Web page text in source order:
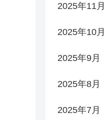
2025年11月
2025年10月
2025年9月
2025年8月
2025年7月